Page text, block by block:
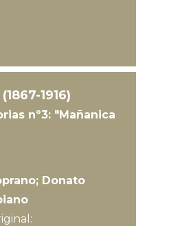
1916)
nº3: "Mañanica
Donato